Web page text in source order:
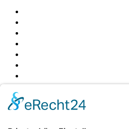
AGB
Echtheit von Bewertungen